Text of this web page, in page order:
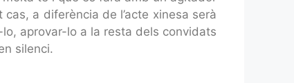
a diferència de l’acte xinesa serà
aprovar-lo a la resta dels convidats
silenci.